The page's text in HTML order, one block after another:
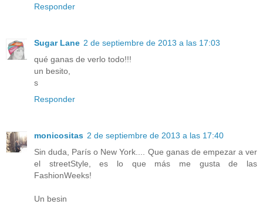
Responder
Sugar Lane 2 de septiembre de 2013 a las 17:03
qué ganas de verlo todo!!!
un besito,
s
Responder
monicositas 2 de septiembre de 2013 a las 17:40
Sin duda, París o New York.... Que ganas de empezar a ver
el streetStyle, es lo que más me gusta de las
FashionWeeks!
Un besin